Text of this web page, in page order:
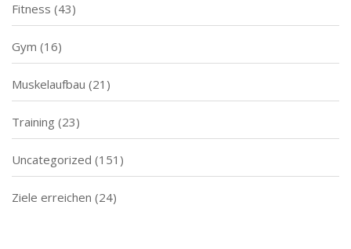
Fitness (43)
Gym (16)
Muskelaufbau (21)
Training (23)
Uncategorized (151)
Ziele erreichen (24)